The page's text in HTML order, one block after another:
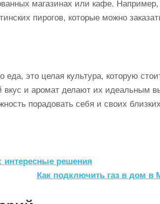
магазинах или кафе. Например,
пирогов, которые можно
это целая культура, которую
вкус и аромат делают их идеальным
порадовать себя и своих
интересные решения
Как подключить газ в дом в